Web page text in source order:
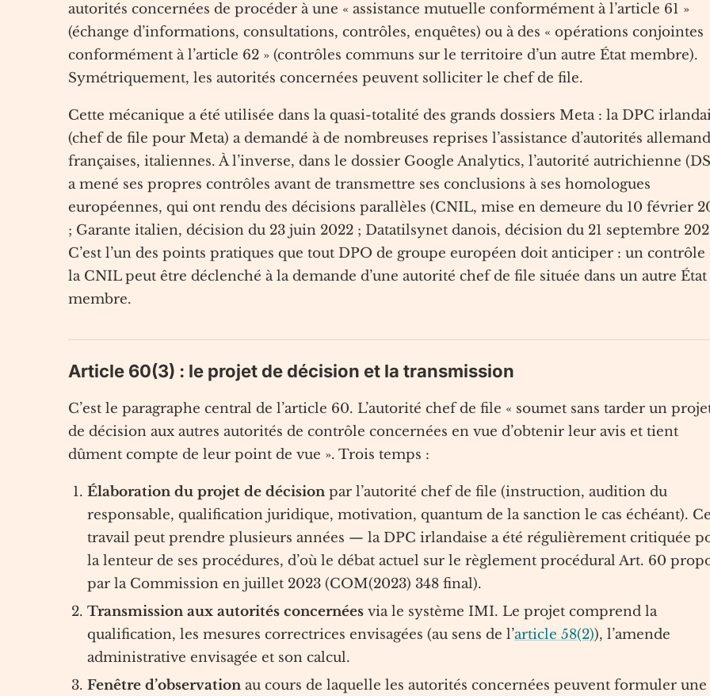
autorités concernées de procéder à une « assistance mutuelle conformément à l’article 61 »
(échange d’informations, consultations, contrôles, enquêtes) ou à des « opérations conjointes
conformément à l’article 62 » (contrôles communs sur le territoire d’un autre État membre).
Symétriquement, les autorités concernées peuvent solliciter le chef de file.
Cette mécanique a été utilisée dans la quasi-totalité des grands dossiers Meta : la DPC
(chef de file pour Meta) a demandé à de nombreuses reprises l’assistance d’autorités
françaises, italiennes. À l’inverse, dans le dossier Google Analytics, l’autorité autrichienne
a mené ses propres contrôles avant de transmettre ses conclusions à ses homologues
européennes, qui ont rendu des décisions parallèles (CNIL, mise en demeure du 10 février
; Garante italien, décision du 23 juin 2022 ; Datatilsynet danois, décision du 21 septembre
C’est l’un des points pratiques que tout DPO de groupe européen doit anticiper : un contrôle
la CNIL peut être déclenché à la demande d’une autorité chef de file située dans un autre État
membre.
Article 60(3) : le projet de décision et la transmission
C’est le paragraphe central de l’article 60. L’autorité chef de file « soumet sans tarder un
de décision aux autres autorités de contrôle concernées en vue d’obtenir leur avis et tient
dûment compte de leur point de vue ». Trois temps :
Élaboration du projet de décision par l’autorité chef de file (instruction, audition du
responsable, qualification juridique, motivation, quantum de la sanction le cas échéant).
travail peut prendre plusieurs années — la DPC irlandaise a été régulièrement critiquée
la lenteur de ses procédures, d’où le débat actuel sur le règlement procédural Art. 60
par la Commission en juillet 2023 (COM(2023) 348 final).
Transmission aux autorités concernées via le système IMI. Le projet comprend la
qualification, les mesures correctrices envisagées (au sens de l’article 58(2)), l’amende
administrative envisagée et son calcul.
Fenêtre d’observation au cours de laquelle les autorités concernées peuvent formuler une